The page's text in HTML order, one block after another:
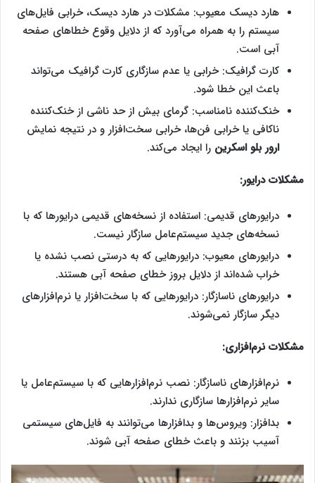
هارد دیسک معیوب: مشکلات در ‌هارد دیسک، خرابی فایل‌های
سیستم را به همراه می‌آورد که از دلایل وقوع خطاهای صفحه
آبی است.
کارت گرافیک: خرابی یا عدم سازگاری کارت گرافیک می‌تواند
باعث این خطا شود.
خنک‌کننده نامناسب: گرمای بیش از حد ناشی از خنک‌کننده
ناکافی یا خرابی فن‌ها، خرابی سخت‌افزار و در نتیجه نمایش
ارور بلو اسکرین را ایجاد می‌کند.
مشکلات درایور:
درایورهای قدیمی: استفاده از نسخه‌های قدیمی درایورها که با
نسخه‌های جدید سیستم‌عامل سازگار نیست.
درایورهای معیوب: درایورهایی که به درستی نصب نشده یا
خراب شده‌اند از دلایل بروز خطای صفحه آبی هستند.
درایورهای ناسازگار: درایورهایی که با سخت‌افزار یا نرم‌افزارهای
دیگر سازگار نمی‌شوند.
مشکلات نرم‌افزاری:
نرم‌افزارهای ناسازگار: نصب نرم‌افزارهایی که با سیستم‌عامل یا
سایر نرم‌افزارها سازگاری ندارند.
بدافزار: ویروس‌ها و بدافزارها می‌توانند به فایل‌های سیستمی
آسیب بزنند و باعث خطای صفحه آبی شوند.